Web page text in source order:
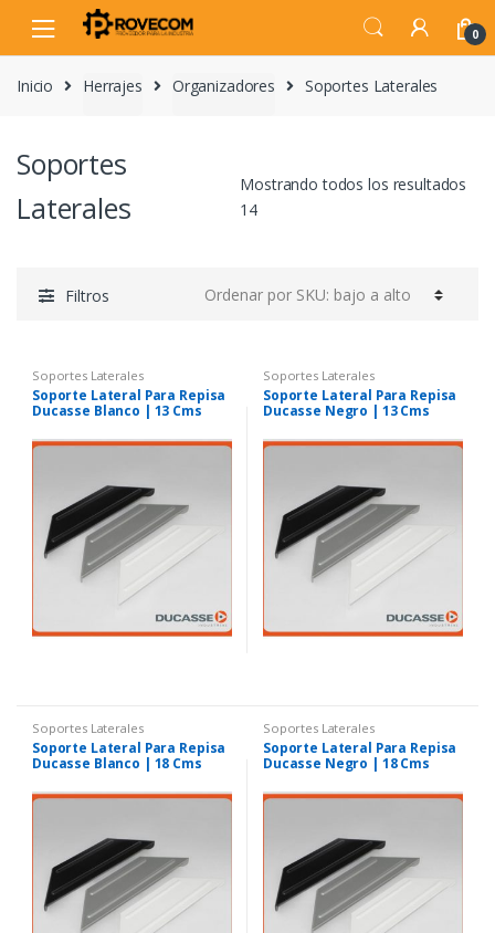
navigation
content
0
Inicio Herrajes Organizadores Soportes Laterales
Soportes
Laterales
Mostrando todos los resultados
14
Filtros
Soportes Laterales
Soporte Lateral Para Repisa
Ducasse Blanco | 13 Cms
Soportes Laterales
Soporte Lateral Para Repisa
Ducasse Negro | 13 Cms
Soportes Laterales
Soporte Lateral Para Repisa
Ducasse Blanco | 18 Cms
Soportes Laterales
Soporte Lateral Para Repisa
Ducasse Negro | 18 Cms